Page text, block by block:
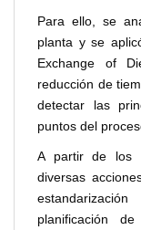
Para ello, se
planta y se
Exchange of
reducción de
detectar las
puntos del
A partir de los
diversas
planificación